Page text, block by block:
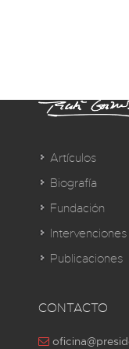
Artículos
Biografía
Fundación
Intervenciones
Publicaciones
CONTACTO